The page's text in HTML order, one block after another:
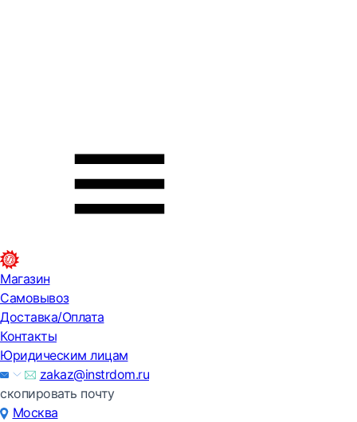
Магазин
Самовывоз
Доставка/Оплата
Контакты
Юридическим лицам
zakaz@instrdom.ru
скопировать почту
Москва